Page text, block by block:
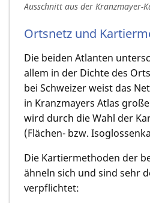
Ausschnitt aus der Kranzmayer-
Ortsnetz und
Die beiden Atlanten
allem in der Dichte des
bei Schweizer weist das
in Kranzmayers Atlas
wird durch die Wahl der
(Flächen- bzw.
Die Kartiermethoden der
ähneln sich und sind sehr
verpflichtet: